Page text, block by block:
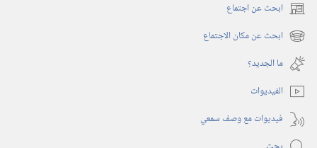
ابحث عن اجتماع (يفتح
نافذة ابحث عن مكان الاجتماع (يفتح
نافذة
جديدة)
ما الجديد؟‏
الفيديوات
فيديوات مع وصف سمعي